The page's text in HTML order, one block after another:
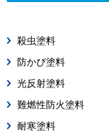
殺虫塗料
防かび塗料
光反射塗料
難燃性防火塗料
耐寒塗料